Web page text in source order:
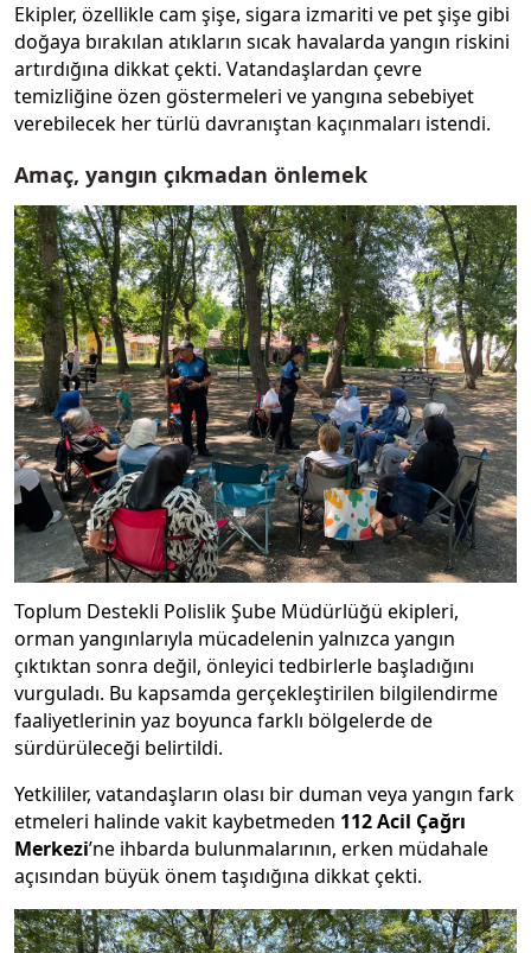
Ekipler, özellikle cam şişe, sigara izmariti ve pet şişe gibi
doğaya bırakılan atıkların sıcak havalarda yangın riskini
artırdığına dikkat çekti. Vatandaşlardan çevre
temizliğine özen göstermeleri ve yangına sebebiyet
verebilecek her türlü davranıştan kaçınmaları istendi.
Amaç, yangın çıkmadan önlemek
Toplum Destekli Polislik Şube Müdürlüğü ekipleri,
orman yangınlarıyla mücadelenin yalnızca yangın
çıktıktan sonra değil, önleyici tedbirlerle başladığını
vurguladı. Bu kapsamda gerçekleştirilen bilgilendirme
faaliyetlerinin yaz boyunca farklı bölgelerde de
sürdürüleceği belirtildi.
Yetkililer, vatandaşların olası bir duman veya yangın fark
etmeleri halinde vakit kaybetmeden 112 Acil Çağrı
Merkezi’ne ihbarda bulunmalarının, erken müdahale
açısından büyük önem taşıdığına dikkat çekti.